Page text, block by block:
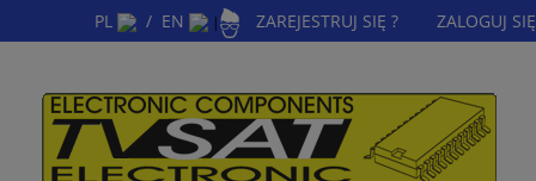
PL / EN | ZAREJESTRUJ SIĘ ? ZALOGUJ SIĘ